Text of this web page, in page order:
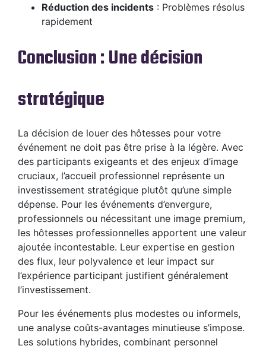
Réduction des incidents : Problèmes résolus
rapidement
Conclusion : Une décision
stratégique
La décision de louer des hôtesses pour votre
événement ne doit pas être prise à la légère. Avec
des participants exigeants et des enjeux d’image
cruciaux, l’accueil professionnel représente un
investissement stratégique plutôt qu’une simple
dépense. Pour les événements d’envergure,
professionnels ou nécessitant une image premium,
les hôtesses professionnelles apportent une valeur
ajoutée incontestable. Leur expertise en gestion
des flux, leur polyvalence et leur impact sur
l’expérience participant justifient généralement
l’investissement.
Pour les événements plus modestes ou informels,
une analyse coûts-avantages minutieuse s’impose.
Les solutions hybrides, combinant personnel